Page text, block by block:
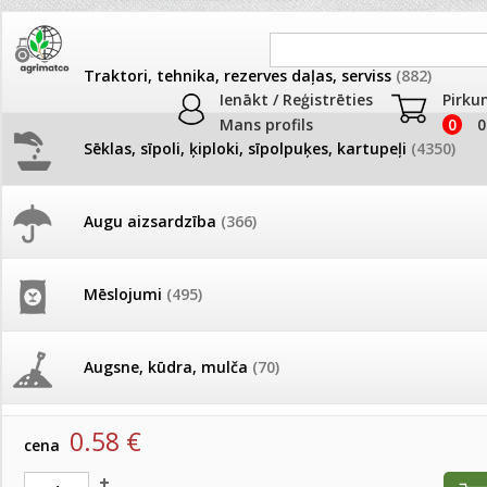
Ienākt / Reģistrēties
Mans profils
0
Traktori, tehnika, rezerves daļas, serviss (882)
Sēklas, sīpoli, ķiploki, sīpolpuķes, kartupeļi (4350)
Augu aizsardzība (366)
Mēslojumi (495)
Augsne, kūdra, mulča (70)
Podi un kasetes
JAUNUMI
Pašlasīšanas vietu katalogs
26.05. Vebinārs - Kā ierobežot
gliemežus piemājas dārzā un
Darba laiks Līgo svētkos
Ūdens piemērotības noteikšana
AKCIJAS
frēze + mulčieris +
AKCIJAS komplekts -
Agrimatco sērija Latvia
Produkti »Sēklas, sīpoli, ķiploki, sīpolpuķes, kartupeļi
Agrimatco sērija Latvia
Samtenes Little Hero mix 30s AMC
artikuls:
cena 0.58 €